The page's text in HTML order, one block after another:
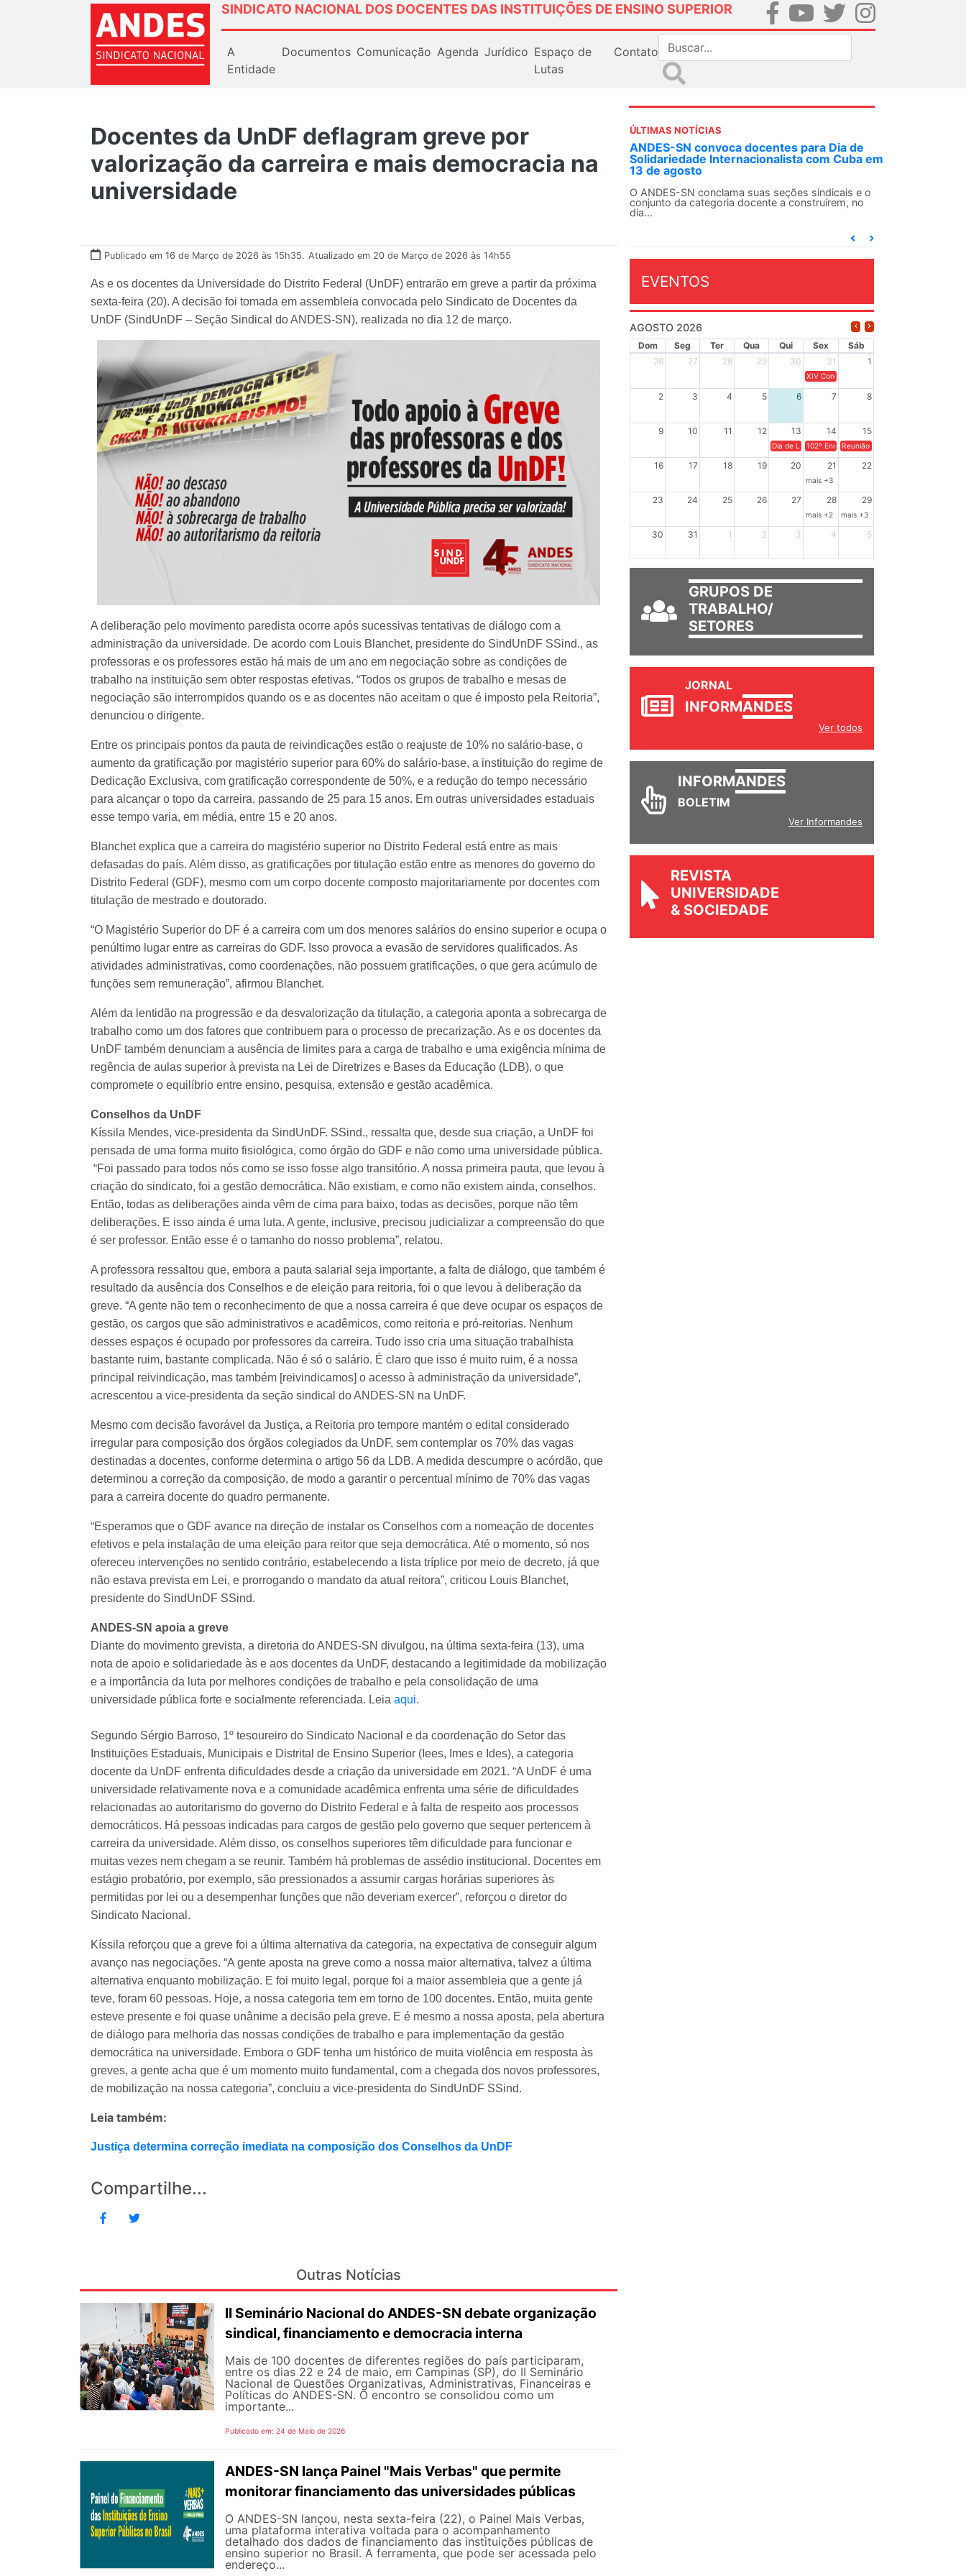
SINDICATO NACIONAL DOS DOCENTES DAS INSTITUIÇÕES DE ENSINO SUPERIOR
A
Entidade
Documentos Comunicação Agenda Jurídico Espaço de
Lutas
Contato
Docentes da UnDF deflagram greve por
valorização da carreira e mais democracia na
universidade
Publicado em 16 de Março de 2026 às 15h35. Atualizado em 20 de Março de 2026 às 14h55
As e os docentes da Universidade do Distrito Federal (UnDF) entrarão em greve a partir da próxima
sexta-feira (20). A decisão foi tomada em assembleia convocada pelo Sindicato de Docentes da
UnDF (SindUnDF – Seção Sindical do ANDES-SN), realizada no dia 12 de março.
A deliberação pelo movimento paredista ocorre após sucessivas tentativas de diálogo com a
administração da universidade. De acordo com Louis Blanchet, presidente do SindUnDF SSind., as
professoras e os professores estão há mais de um ano em negociação sobre as condições de
trabalho na instituição sem obter respostas efetivas. “Todos os grupos de trabalho e mesas de
negociação são interrompidos quando os e as docentes não aceitam o que é imposto pela Reitoria”,
denunciou o dirigente.
Entre os principais pontos da pauta de reivindicações estão o reajuste de 10% no salário-base, o
aumento da gratificação por magistério superior para 60% do salário-base, a instituição do regime de
Dedicação Exclusiva, com gratificação correspondente de 50%, e a redução do tempo necessário
para alcançar o topo da carreira, passando de 25 para 15 anos. Em outras universidades estaduais
esse tempo varia, em média, entre 15 e 20 anos.
Blanchet explica que a carreira do magistério superior no Distrito Federal está entre as mais
defasadas do país. Além disso, as gratificações por titulação estão entre as menores do governo do
Distrito Federal (GDF), mesmo com um corpo docente composto majoritariamente por docentes com
titulação de mestrado e doutorado.
“O Magistério Superior do DF é a carreira com um dos menores salários do ensino superior e ocupa o
penúltimo lugar entre as carreiras do GDF. Isso provoca a evasão de servidores qualificados. As
atividades administrativas, como coordenações, não possuem gratificações, o que gera acúmulo de
funções sem remuneração”, afirmou Blanchet.
Além da lentidão na progressão e da desvalorização da titulação, a categoria aponta a sobrecarga de
trabalho como um dos fatores que contribuem para o processo de precarização. As e os docentes da
UnDF também denunciam a ausência de limites para a carga de trabalho e uma exigência mínima de
regência de aulas superior à prevista na Lei de Diretrizes e Bases da Educação (LDB), o que
compromete o equilíbrio entre ensino, pesquisa, extensão e gestão acadêmica.
Conselhos da UnDF
Kíssila Mendes, vice-presidenta da SindUnDF. SSind., ressalta que, desde sua criação, a UnDF foi
pensada de uma forma muito fisiológica, como órgão do GDF e não como uma universidade pública.
“Foi passado para todos nós como se isso fosse algo transitório. A nossa primeira pauta, que levou à
criação do sindicato, foi a gestão democrática. Não existiam, e como não existem ainda, conselhos.
Então, todas as deliberações ainda vêm de cima para baixo, todas as decisões, porque não têm
deliberações. E isso ainda é uma luta. A gente, inclusive, precisou judicializar a compreensão do que
é ser professor. Então esse é o tamanho do nosso problema”, relatou.
A professora ressaltou que, embora a pauta salarial seja importante, a falta de diálogo, que também é
resultado da ausência dos Conselhos e de eleição para reitoria, foi o que levou à deliberação da
greve. “A gente não tem o reconhecimento de que a nossa carreira é que deve ocupar os espaços de
gestão, os cargos que são administrativos e acadêmicos, como reitoria e pró-reitorias. Nenhum
desses espaços é ocupado por professores da carreira. Tudo isso cria uma situação trabalhista
bastante ruim, bastante complicada. Não é só o salário. É claro que isso é muito ruim, é a nossa
principal reivindicação, mas também [reivindicamos] o acesso à administração da universidade”,
acrescentou a vice-presidenta da seção sindical do ANDES-SN na UnDF.
Mesmo com decisão favorável da Justiça, a Reitoria pro tempore mantém o edital considerado
irregular para composição dos órgãos colegiados da UnDF, sem contemplar os 70% das vagas
destinadas a docentes, conforme determina o artigo 56 da LDB. A medida descumpre o acórdão, que
determinou a correção da composição, de modo a garantir o percentual mínimo de 70% das vagas
para a carreira docente do quadro permanente.
“Esperamos que o GDF avance na direção de instalar os Conselhos com a nomeação de docentes
efetivos e pela instalação de uma eleição para reitor que seja democrática. Até o momento, só nos
ofereceu intervenções no sentido contrário, estabelecendo a lista tríplice por meio de decreto, já que
não estava prevista em Lei, e prorrogando o mandato da atual reitora”, criticou Louis Blanchet,
presidente do SindUnDF SSind.
ANDES-SN apoia a greve
Diante do movimento grevista, a diretoria do ANDES-SN divulgou, na última sexta-feira (13), uma
nota de apoio e solidariedade às e aos docentes da UnDF, destacando a legitimidade da mobilização
e a importância da luta por melhores condições de trabalho e pela consolidação de uma
universidade pública forte e socialmente referenciada. Leia aqui.
Segundo Sérgio Barroso, 1º tesoureiro do Sindicato Nacional e da coordenação do Setor das
Instituições Estaduais, Municipais e Distrital de Ensino Superior (Iees, Imes e Ides), a categoria
docente da UnDF enfrenta dificuldades desde a criação da universidade em 2021. “A UnDF é uma
universidade relativamente nova e a comunidade acadêmica enfrenta uma série de dificuldades
relacionadas ao autoritarismo do governo do Distrito Federal e à falta de respeito aos processos
democráticos. Há pessoas indicadas para cargos de gestão pelo governo que sequer pertencem à
carreira da universidade. Além disso, os conselhos superiores têm dificuldade para funcionar e
muitas vezes nem chegam a se reunir. Também há problemas de assédio institucional. Docentes em
estágio probatório, por exemplo, são pressionados a assumir cargas horárias superiores às
permitidas por lei ou a desempenhar funções que não deveriam exercer”, reforçou o diretor do
Sindicato Nacional.
Kíssila reforçou que a greve foi a última alternativa da categoria, na expectativa de conseguir algum
avanço nas negociações. “A gente aposta na greve como a nossa maior alternativa, talvez a última
alternativa enquanto mobilização. E foi muito legal, porque foi a maior assembleia que a gente já
teve, foram 60 pessoas. Hoje, a nossa categoria tem em torno de 100 docentes. Então, muita gente
esteve presente e foi quase unânime a decisão pela greve. E é mesmo a nossa aposta, pela abertura
de diálogo para melhoria das nossas condições de trabalho e para implementação da gestão
democrática na universidade. Embora o GDF tenha um histórico de muita violência em resposta às
greves, a gente acha que é um momento muito fundamental, com a chegada dos novos professores,
de mobilização na nossa categoria”, concluiu a vice-presidenta do SindUnDF SSind.
Leia também:
Justiça determina correção imediata na composição dos Conselhos da UnDF
Compartilhe...
Outras Notícias
II Seminário Nacional do ANDES-SN debate organização
sindical, financiamento e democracia interna
Mais de 100 docentes de diferentes regiões do país participaram,
entre os dias 22 e 24 de maio, em Campinas (SP), do II Seminário
Nacional de Questões Organizativas, Administrativas, Financeiras e
Políticas do ANDES-SN. O encontro se consolidou como um
importante...
Publicado em: 24 de Maio de 2026
ANDES-SN lança Painel "Mais Verbas" que permite
monitorar financiamento das universidades públicas
O ANDES-SN lançou, nesta sexta-feira (22), o Painel Mais Verbas,
uma plataforma interativa voltada para o acompanhamento
detalhado dos dados de financiamento das instituições públicas de
ensino superior no Brasil. A ferramenta, que pode ser acessada pelo
endereço...
ÚLTIMAS NOTÍCIAS
ANDES-SN convoca docentes para Dia de
Solidariedade Internacionalista com Cuba em
13 de agosto
Em decisão inédita, Justiça Federal condena
ex-agente da ditadura por estupro
Em uma decisão considerada histórica, a 2ª Vara
Federal Criminal do Rio de Janeiro condenou o...
EVENTOS
AGOSTO 2026
Dom Seg Ter Qua Qui Sex
Sáb
26
27 28 29 30 31 1
XIV Congresso Brasileiro de
2 3 4 5 6 7 8
9 10 11 12 13 14 15
Dia de Luta em Defesa de Cuba e da Soberania dos
102º Encontro da Regional Leste, “Em terra
Reunião GTPE.
16 17 18 19 20 21 22
mais +3
23 24 25 26 27 28 29
mais +2 mais +3
30 31 1 2 3 4 5
GRUPOS DE
TRABALHO/
SETORES
JORNAL
INFORMANDES
Ver todos
INFORMANDES
BOLETIM
Ver Informandes
REVISTA
UNIVERSIDADE
& SOCIEDADE